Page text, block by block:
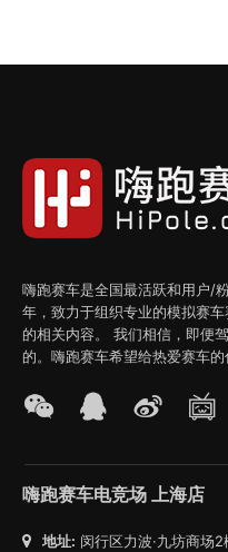
嗨跑赛车是全国最活跃和用户/
年，致力于组织专业的模拟赛
的相关内容。 我们相信，即便
的。嗨跑赛车希望给热爱赛车的
嗨跑赛车电竞场 上海店
地址: 闵行区力波·九坊商场2